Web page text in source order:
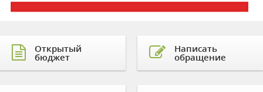
Открытый
бюджет
Написать
обращение